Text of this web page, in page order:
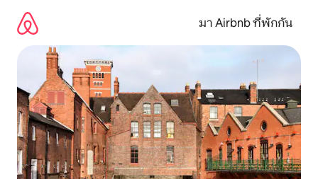
มา Airbnb ที่พักกัน